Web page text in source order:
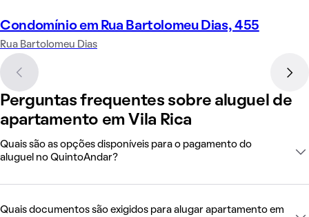
Condomínio em Rua Bartolomeu Dias, 455
Rua Bartolomeu Dias
Perguntas frequentes sobre aluguel de
apartamento em Vila Rica
Quais são as opções disponíveis para o pagamento do
aluguel no QuintoAndar?
Quais documentos são exigidos para alugar apartamento em